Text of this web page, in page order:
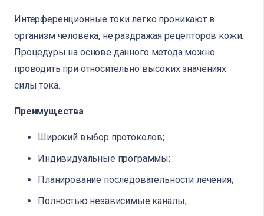
Интерференционные токи легко проникают в
организм человека, не раздражая рецепторов кожи.
Процедуры на основе данного метода можно
проводить при относительно высоких значениях
силы тока.
Преимущества
Широкий выбор протоколов;
Индивидуальные программы;
Планирование последовательности лечения;
Полностью независимые каналы;